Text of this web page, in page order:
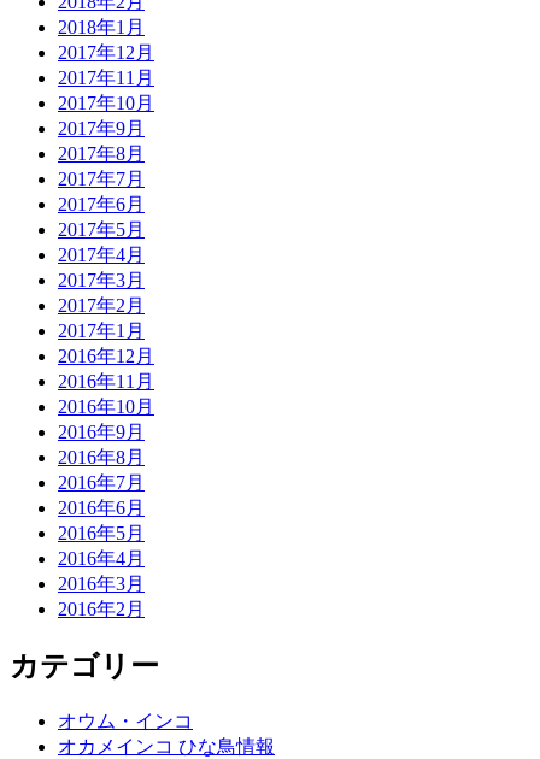
2018年1月
2017年12月
2017年11月
2017年10月
2017年9月
2017年8月
2017年7月
2017年6月
2017年5月
2017年4月
2017年3月
2017年2月
2017年1月
2016年12月
2016年11月
2016年10月
2016年9月
2016年8月
2016年7月
2016年6月
2016年5月
2016年4月
2016年3月
2016年2月
カテゴリー
オウム・インコ
オカメインコ ひな鳥情報